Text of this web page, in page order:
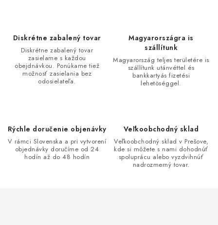
v
k
Diskrétne zabalený tovar
Diskrétne zabalený tovar
zasielame s každou
obejdnávkou. Ponúkame tiež
možnosť zasielania bez
odosielateľa.
Magyarországra is
szállítunk
Magyarország teljes területére is
szállítunk utánvéttel és
bankkartyás fizetési
lehetöséggel.
Rýchle doručenie objenávky
V rámci Slovenska a pri vytvorení
objednávky doručíme od 24
hodín až do 48 hodín
Veľkoobchodný sklad
Veľkoobchodný sklad v Prešove,
kde si môžete s nami dohodnúť
spoluprácu alebo vyzdvihnúť
nadrozmerný tovar.